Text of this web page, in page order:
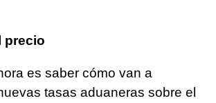
precio
es saber cómo van a
tasas aduaneras sobre el